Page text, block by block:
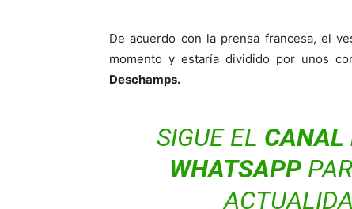
De acuerdo con la prensa francesa, el
momento y estaría dividido por unos
Deschamps.
SIGUE EL CANAL
WHATSAPP